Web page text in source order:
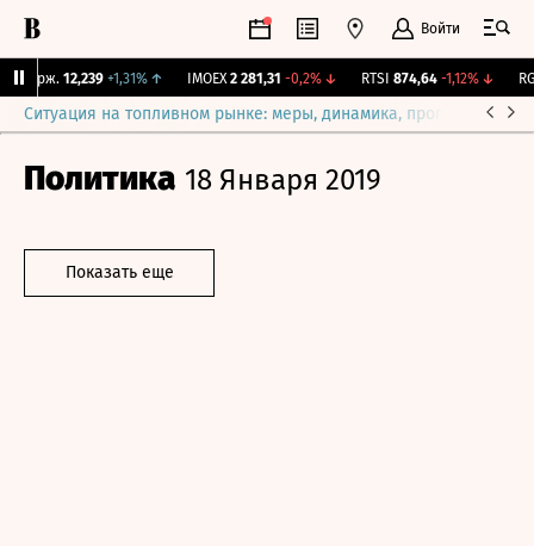
Войти
Бирж. 12,239 +1,31% ↑ IMOEX 2 281,31 -0,2%↓ RTSI 874,64 -1,12%↓
Ситуация на топливном рынке: меры, динамика, прогнозы
Политика 18 Января 2019
Показать еще